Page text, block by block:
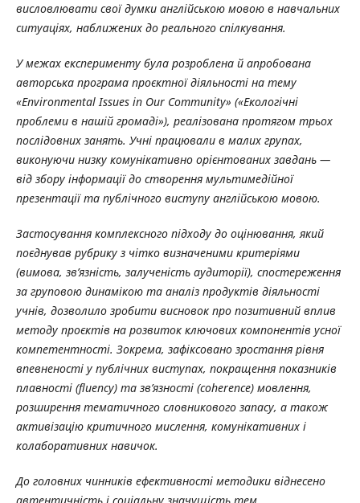
висловлювати свої думки англійською мовою в навчальних
ситуаціях, наближених до реального спілкування.
У межах експерименту була розроблена й апробована
авторська програма проєктної діяльності на тему
«Environmental Issues in Our Community» («Екологічні
проблеми в нашій громаді»), реалізована протягом трьох
послідовних занять. Учні працювали в малих групах,
виконуючи низку комунікативно орієнтованих завдань —
від збору інформації до створення мультимедійної
презентації та публічного виступу англійською мовою.
Застосування комплексного підходу до оцінювання, який
поєднував рубрику з чітко визначеними критеріями
(вимова, зв’язність, залученість аудиторії), спостереження
за груповою динамікою та аналіз продуктів діяльності
учнів, дозволило зробити висновок про позитивний вплив
методу проєктів на розвиток ключових компонентів усної
компетентності. Зокрема, зафіксовано зростання рівня
впевненості у публічних виступах, покращення показників
плавності (fluency) та зв’язності (coherence) мовлення,
розширення тематичного словникового запасу, а також
активізацію критичного мислення, комунікативних і
колаборативних навичок.
До головних чинників ефективності методики віднесено